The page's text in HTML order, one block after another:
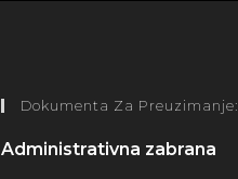
Dokumenta Za Preuzimanje:
Administrativna zabrana